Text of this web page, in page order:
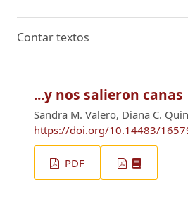
Contar textos
...y nos salieron canas
Sandra M. Valero, Diana C.
https://doi.org/10.14483/
PDF